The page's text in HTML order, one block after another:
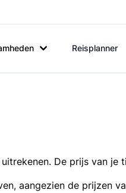
Reisplanner
De prijs van
aangezien de prijzen